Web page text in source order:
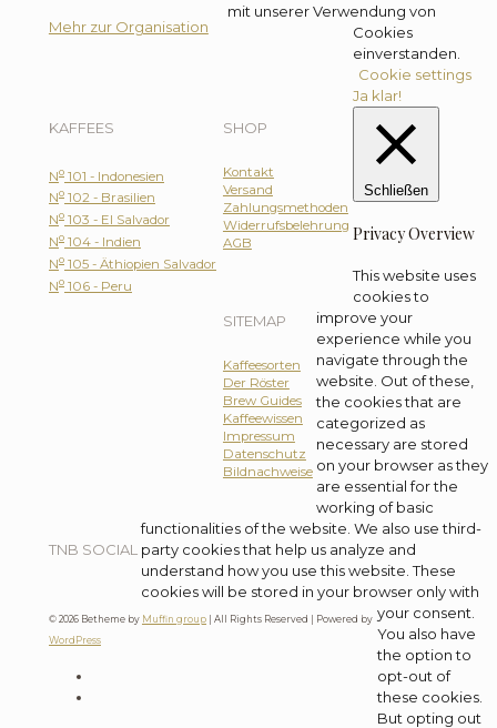
Mehr zur Organisation
KAFFEES
No101 - Indonesien
No102 - Brasilien
No103 - El Salvador
No104 - Indien
No105 - Äthiopien Salvador
No106 - Peru
SHOP
Kontakt
Versand
Zahlungsmethoden
Widerrufsbelehrung
AGB
SITEMAP
Kaffeesorten
Der Röster
Brew Guides
Kaffeewissen
Impressum
Datenschutz
Bildnachweise
TNB SOCIAL
© 2026 Betheme by Muffin group| All Rights Reserved | Powered by
WordPress
mit unserer Verwendung von
Cookies
einverstanden.
Cookie settings
Ja klar!
Schließen
Privacy Overview
This website uses
cookies to
improve your
experience while you
navigate through the
website. Out of these,
the cookies that are
categorized as
necessary are stored
on your browser as they
are essential for the
working of basic
functionalities of the website. We also use third-
party cookies that help us analyze and
understand how you use this website. These
cookies will be stored in your browser only with
your consent.
You also have
the option to
opt-out of
these cookies.
But opting out